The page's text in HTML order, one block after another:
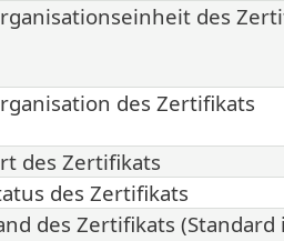
des
des Zertifikats
des Zertifikats
des Zertifikats
des Zertifikats